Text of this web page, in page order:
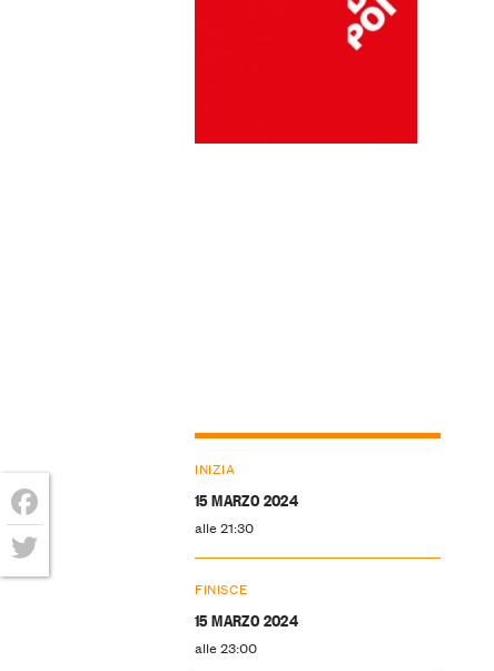
INIZIA
15 MARZO 2024
alle 21:30
FINISCE
15 MARZO 2024
alle 23:00
Facebook
Twitter